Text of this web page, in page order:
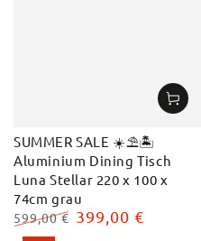
SUMMER SALE ☀️⛱️🏝️
Aluminium Dining Tisch
Luna Stellar 220 x 100 x
74cm grau
Regulärer
599,00 € 399,00 €